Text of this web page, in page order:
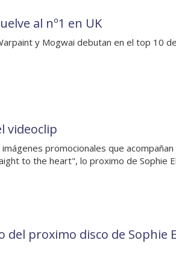
al nº1 en UK
y Mogwai debutan en el top 10
videoclip
promocionales que acompañan
to the heart", lo proximo de Sophie
del proximo disco de Sophie